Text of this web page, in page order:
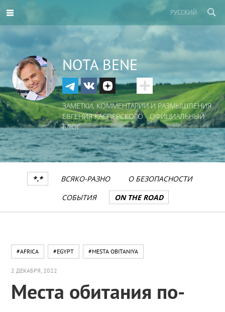
РУССКИЙ
NOTA BENE
ЗАМЕТКИ, КОММЕНТАРИИ И РАЗМЫШЛЕНИЯ
ЕВГЕНИЯ КАСПЕРСКОГО - ОФИЦИАЛЬНЫЙ
БЛОГ
*.* ВСЯКО-РАЗНО
О БЕЗОПАСНОСТИ
СОБЫТИЯ
ON THE ROAD
#AFRICA #EGYPT #MESTA OBITANIYA
2 ДЕКАБРЯ, 2022
Места обитания по-